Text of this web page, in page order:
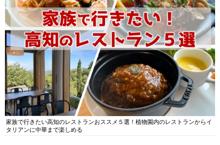
家族で行きたい高知のレストランおススメ５選！植物園内のレストランからイ
タリアンに中華まで楽しめる